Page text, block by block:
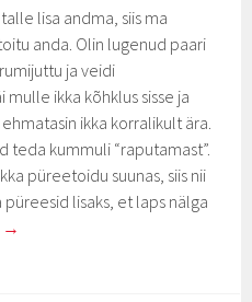
lisa andma, siis ma
anda. Olin lugenud paari
ja veidi
ikka kõhklus sisse ja
ikka korralikult ära.
teda kummuli “raputamast”.
püreetoidu suunas, siis nii
püreesid lisaks, et laps nälga
→